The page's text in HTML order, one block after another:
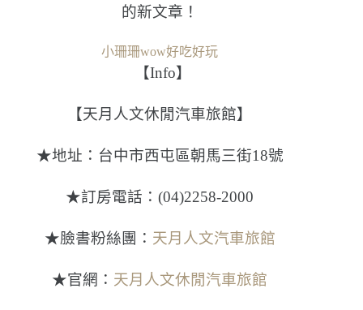
的新文章！
小珊珊wow好吃好玩
【Info】
【天月人文休閒汽車旅館】
★地址：台中市西屯區朝馬三街18號
★訂房電話：(04)2258-2000
★臉書粉絲團： 天月人文汽車旅館
★官網： 天月人文休閒汽車旅館